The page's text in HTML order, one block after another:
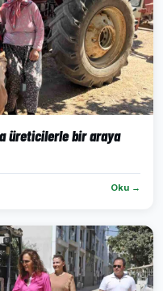
üreticilerle bir araya
Oku →